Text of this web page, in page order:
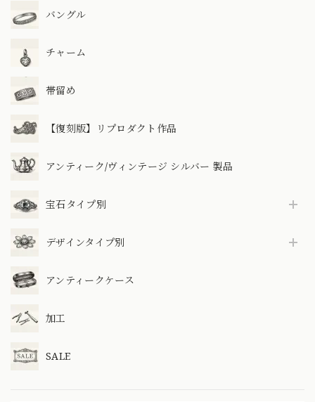
バングル
チャーム
帯留め
【復刻版】リプロダクト作品
アンティーク/ヴィンテージ シルバー 製品
宝石タイプ別
デザインタイプ別
アンティークケース
加工
SALE